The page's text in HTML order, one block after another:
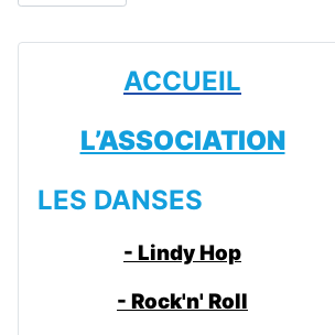
ACCUEIL
L’ASSOCIATION
LES DANSES
- Lindy Hop
- Rock'n' Roll